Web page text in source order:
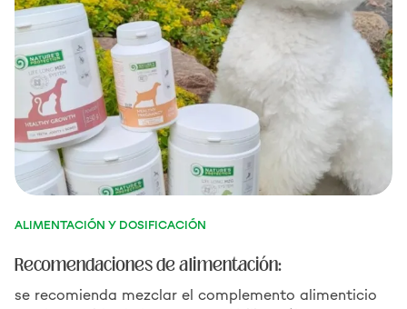
ALIMENTACIÓN Y DOSIFICACIÓN
Recomendaciones de alimentación:
se recomienda mezclar el complemento alimenticio